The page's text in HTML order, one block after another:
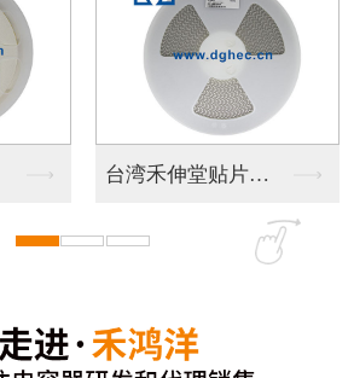
台湾禾伸堂贴片电容 日系贴片电容